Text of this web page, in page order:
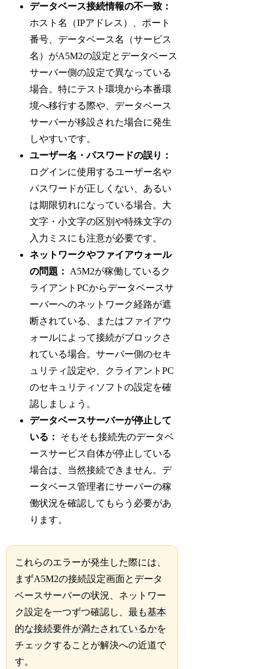
データベース接続情報の不一致：
ホスト名（IPアドレス）、ポート
番号、データベース名（サービス
名）がA5M2の設定とデータベース
サーバー側の設定で異なっている
場合。特にテスト環境から本番環
境へ移行する際や、データベース
サーバーが移設された場合に発生
しやすいです。
ユーザー名・パスワードの誤り：
ログインに使用するユーザー名や
パスワードが正しくない、あるい
は期限切れになっている場合。大
文字・小文字の区別や特殊文字の
入力ミスにも注意が必要です。
ネットワークやファイアウォール
の問題：
A5M2が稼働しているク
ライアントPCからデータベースサ
ーバーへのネットワーク経路が遮
断されている、またはファイアウ
ォールによって接続がブロックさ
れている場合。サーバー側のセキ
ュリティ設定や、クライアントPC
のセキュリティソフトの設定を確
認しましょう。
データベースサーバーが停止して
いる：
そもそも接続先のデータベ
ースサービス自体が停止している
場合は、当然接続できません。デ
ータベース管理者にサーバーの稼
働状況を確認してもらう必要があ
ります。
これらのエラーが発生した際には、
まずA5M2の接続設定画面とデータ
ベースサーバーの状況、ネットワー
ク設定を一つずつ確認し、最も基本
的な接続要件が満たされているかを
チェックすることが解決への近道で
す。